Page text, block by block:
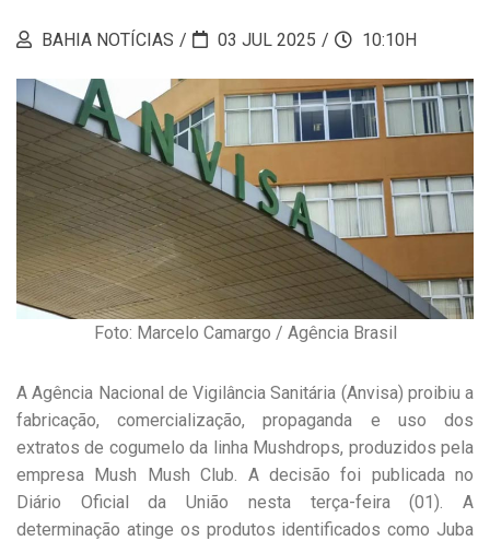
BAHIA NOTÍCIAS 03 JUL 2025 10:10H
Foto: Marcelo Camargo / Agência Brasil
A Agência Nacional de Vigilância Sanitária (Anvisa) proibiu a
fabricação, comercialização, propaganda e uso dos
extratos de cogumelo da linha Mushdrops, produzidos pela
empresa Mush Mush Club. A decisão foi publicada no
Diário Oficial da União nesta terça-feira (01). A
determinação atinge os produtos identificados como Juba